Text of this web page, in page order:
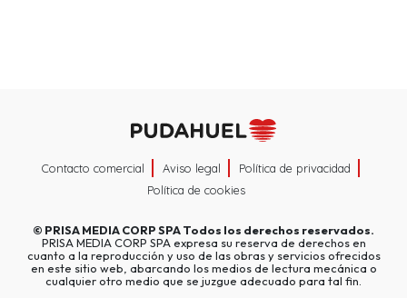
Contacto comercial Aviso legal
Política de privacidad
Política de cookies
© PRISA MEDIA CORP SPATodos los derechos reservados.
PRISA MEDIA CORP SPA expresa su reserva de derechos en
cuanto a la reproducción y uso de las obras y servicios ofrecidos
en este sitio web, abarcando los medios de lectura mecánica o
cualquier otro medio que se juzgue adecuado para tal fin.